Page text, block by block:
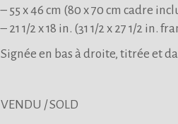
– 55 x 46 cm (80 x 70 cm cadre
– 21 1/2 x 18 in. (31 1/2 x 27 1/2 in.
Signée en bas à droite, titrée et
VENDU / SOLD